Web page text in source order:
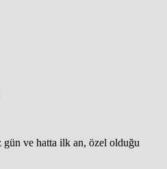
ve hatta ilk an, özel olduğu